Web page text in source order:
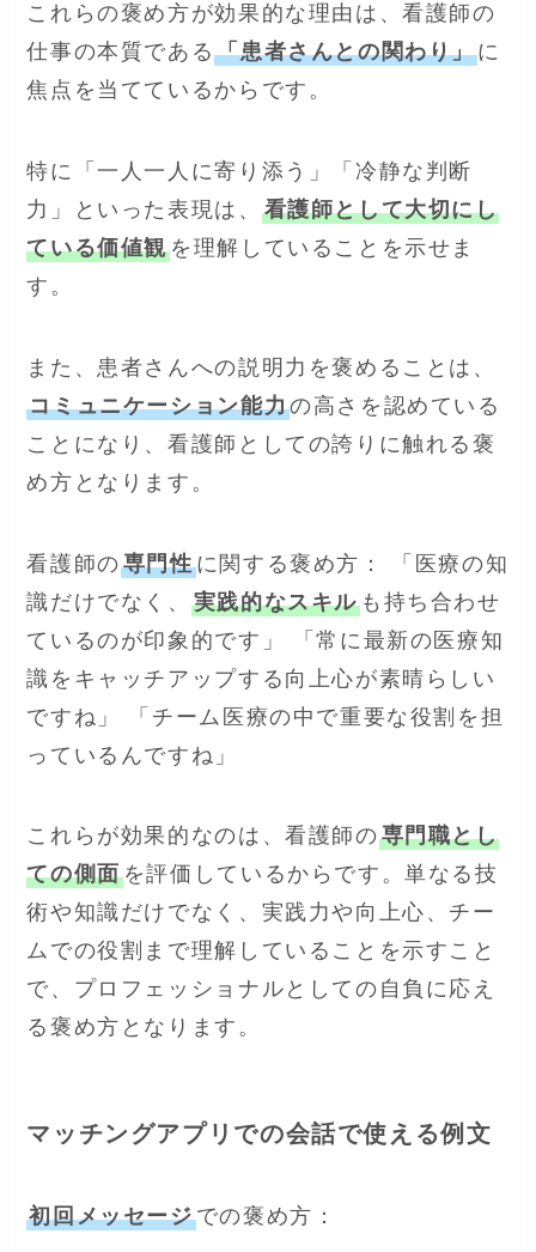
これらの褒め方が効果的な理由は、看護師の
仕事の本質である「患者さんとの関わり」に
焦点を当てているからです。
特に「一人一人に寄り添う」「冷静な判断
力」といった表現は、 看護師として大切にし
ている価値観を理解していることを示せま
す。
また、患者さんへの説明力を褒めることは、
コミュニケーション能力の高さを認めている
ことになり、看護師としての誇りに触れる褒
め方となります。
看護師の専門性に関する褒め方： 「医療の知
識だけでなく、 実践的なスキルも持ち合わせ
ているのが印象的です」 「常に最新の医療知
識をキャッチアップする向上心が素晴らしい
ですね」 「チーム医療の中で重要な役割を担
っているんですね」
これらが効果的なのは、看護師の専門職とし
ての側面を評価しているからです。単なる技
術や知識だけでなく、実践力や向上心、チー
ムでの役割まで理解していることを示すこと
で、プロフェッショナルとしての自負に応え
る褒め方となります。
マッチングアプリでの会話で使える例文
初回メッセージでの褒め方：